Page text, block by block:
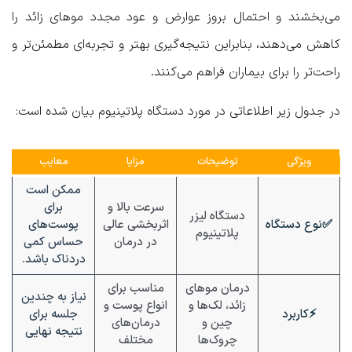
می‌بخشند و احتمال بروز عوارض و عود مجدد موهای زائد را
کاهش می‌دهند، بنابراین نتیجه‌گیری بهتر و تجربه‌ای مطمئن‌تر و
راحت‌تر را برای بیماران فراهم می‌کنند.
در جدول زیر اطلاعاتی در مورد دستگاه پلاتینیوم بیان شده است:
ویژگی توضیحات مزایا معایب
✅نوع دستگاه
دستگاه لیزر
پلاتینیوم
سرعت بالا و
اثربخشی عالی
در درمان
ممکن است
برای
پوست‌های
حساس کمی
دردناک باشد.
⚡کاربرد
درمان موهای
زائد، لک‌ها و
چین و
چروک‌ها
مناسب برای
انواع پوست و
درمان‌های
مختلف
نیاز به چندین
جلسه برای
نتیجه نهایی